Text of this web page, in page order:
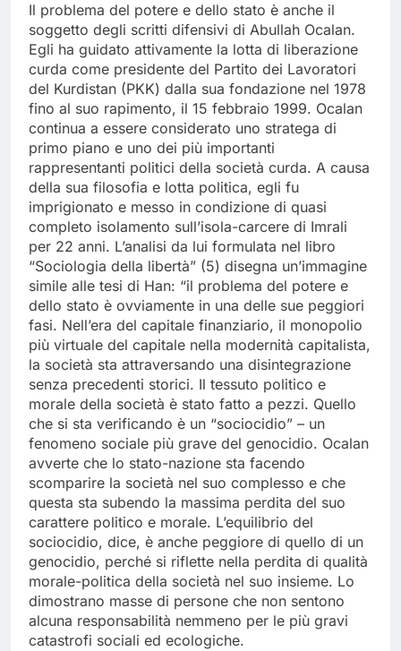
Il problema del potere e dello stato è anche il
soggetto degli scritti difensivi di Abullah Ocalan.
Egli ha guidato attivamente la lotta di liberazione
curda come presidente del Partito dei Lavoratori
del Kurdistan (PKK) dalla sua fondazione nel 1978
fino al suo rapimento, il 15 febbraio 1999. Ocalan
continua a essere considerato uno stratega di
primo piano e uno dei più importanti
rappresentanti politici della società curda. A causa
della sua filosofia e lotta politica, egli fu
imprigionato e messo in condizione di quasi
completo isolamento sull’isola-carcere di Imrali
per 22 anni. L’analisi da lui formulata nel libro
“Sociologia della libertà” (5) disegna un’immagine
simile alle tesi di Han: “il problema del potere e
dello stato è ovviamente in una delle sue peggiori
fasi. Nell’era del capitale finanziario, il monopolio
più virtuale del capitale nella modernità capitalista,
la società sta attraversando una disintegrazione
senza precedenti storici. Il tessuto politico e
morale della società è stato fatto a pezzi. Quello
che si sta verificando è un “sociocidio” – un
fenomeno sociale più grave del genocidio. Ocalan
avverte che lo stato-nazione sta facendo
scomparire la società nel suo complesso e che
questa sta subendo la massima perdita del suo
carattere politico e morale. L’equilibrio del
sociocidio, dice, è anche peggiore di quello di un
genocidio, perché si riflette nella perdita di qualità
morale-politica della società nel suo insieme. Lo
dimostrano masse di persone che non sentono
alcuna responsabilità nemmeno per le più gravi
catastrofi sociali ed ecologiche.